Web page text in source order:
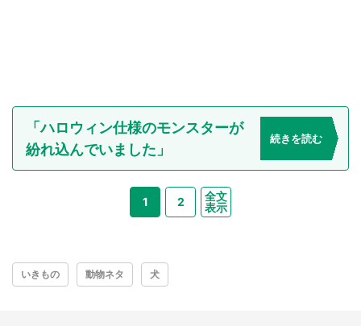
「ハロウィン仕様のモンスターが
紛れ込んでいました」
続きを読む
1 2
全文
表示
いきもの 動物ネタ 犬